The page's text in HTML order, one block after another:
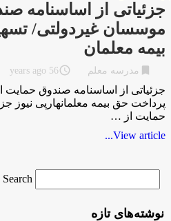
جزئیاتی از اساسنامه
موسسان غیردولتی/
بیمه معلمان
مدرسه معلم access_time
56 years ago
جزئیاتی از اساسنامه صندوق حمایت
پرداخت حق بیمه معلمانهارپی نیوز
حمایت از …
View article...
for
Search …
نوشته‌های تازه